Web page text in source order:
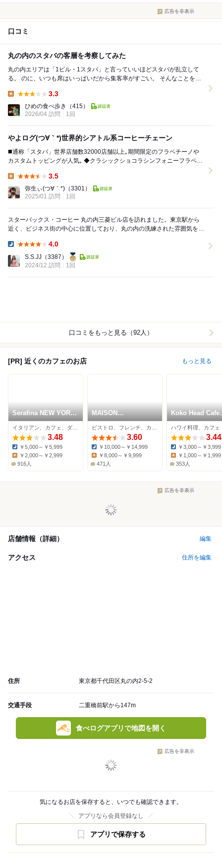
広告を非表示
口コミ
丸の内のスタバの客層を考察してみた
丸の内エリアは「1ビル・1スタバ」と言っていいほどスタバが乱立して
る。 のに、いつも席はいっぱいだから集客率がすごい。 そんなことを考
3.3
ひめの食べ歩き
（415）
2026/04 訪問
1回
やよログ(つ∀｀*)世界的シアトル系コーヒーチェーン
◼️通称「スタバ」世界店舗数32000店舗以上｡期間限定のフラペチーノや
カスタムトッピングが人気｡ ◆クラシックショコラシンフォニーフラペチ
3.5
弥生ぃ(つ∀｀*) （3301）
2025/01 訪問
1回
スターバックス・コーヒー 丸の内三菱ビル店を訪れました。東京駅から
近く、ビジネス街の中心に位置しており、丸の内の洗練された雰囲気を感
4.0
S.S.JJ （3387）
2024/12 訪問
1回
口コミをもっと見る（92人）
[PR] 近くのカフェのお店 もっと見る
Serafina NEW YORK
丸の内店
3.48
Dinner:
￥5,000～￥5,999
￥2,000～￥2,999
916人
MAISON
MARUNOUCHI
3.60
Dinner:
￥10,000～￥14,999
￥8,000～￥9,999
471人
Koko Head Cafe
TOKYO
ハワイ料理、カフェ
3.44
Dinner:
￥3,000～￥3,999
￥1,000～￥1,999
353人
広告を非表示
店舗情報（詳細） 編集
アクセス 住所を編集
住所 東京都千代田区丸の内2-5-2
交通手段 二重橋前駅から147m
食べログアプリで地図を開く
広告を非表示
気になるお店を保存すると、いつでも確認できます。
アプリなら会員登録なし
アプリで保存する